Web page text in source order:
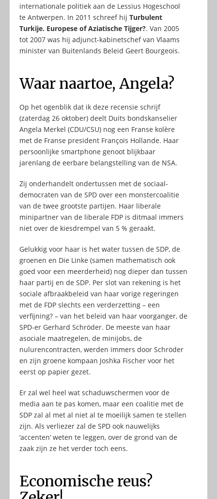
internationale politiek aan de Lessius Hogeschool
te Antwerpen. In 2011 schreef hij Turbulent
Turkije. Europese of Aziatische Tijger?. Van 2005
tot 2007 was hij adjunct-kabinetschef van Vlaams
minister van Buitenlands Beleid Geert Bourgeois.
Waar naartoe, Angela?
Op het ogenblik dat ik deze recensie schrijf
(zaterdag 26 oktober) deelt Duits bondskanselier
Angela Merkel (CDU/CSU) nog een Franse kolère
met de Franse president François Hollande. Haar
persoonlijke smartphone genoot blijkbaar
jarenlang de eerbare belangstelling van de NSA.
Zij onderhandelt ondertussen met de sociaal-
democraten van de SPD over een monstercoalitie
van de twee grootste partijen. Haar liberale
minipartner van de liberale FDP is ditmaal immers
niet over de kiesdrempel van 5 % geraakt.
Gelukkig voor haar is het water tussen de SDP, de
groenen en Die Linke (samen mathematisch ook
goed voor een meerderheid) nog dieper dan tussen
haar partij en de SDP. Per slot van rekening is het
sociale afbraakbeleid van haar vorige regeringen
met de FDP slechts een verderzetting – een
verfijning? – van het beleid van haar voorganger, de
SPD-er Gerhard Schröder. De meeste van haar
asociale maatregelen, de minijobs, de
nulurencontracten, werden immers door Schröder
en zijn groene kompaan Joshka Fischer voor het
eerst op papier gezet.
Er zal wel heel wat schaduwschermen voor de
media aan te pas komen, maar een coalitie met de
SDP zal al met al niet al te moeilijk samen te stellen
zijn. Als verliezer zal de SPD ook nauwelijks
‘accenten’ weten te leggen, over de grond van de
zaak zijn ze het verder toch eens.
Economische reus?